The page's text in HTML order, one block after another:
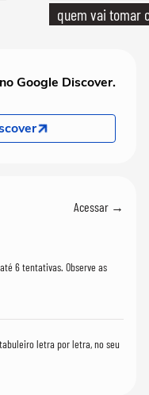
quem vai tomar
Google Discover.
Acessar →
6 tentativas. Observe as
letra por letra, no seu